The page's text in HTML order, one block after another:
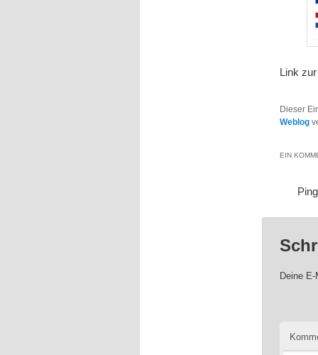
Link
Dieser
Weblog
EIN
Deine